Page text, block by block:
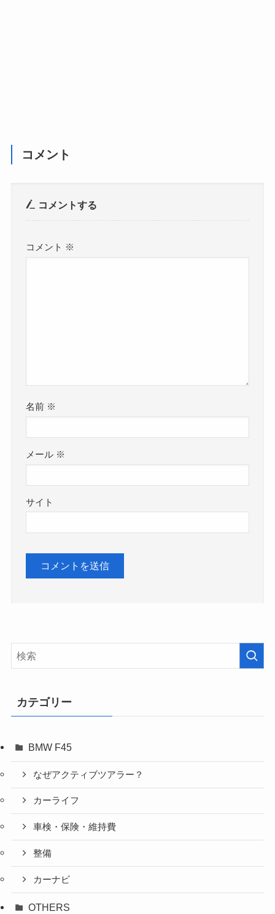
コメント
コメントする
コメント ※
名前 ※
メール ※
サイト
カテゴリー
BMW F45
なぜアクティブツアラー？
カーライフ
車検・保険・維持費
整備
カーナビ
OTHERS